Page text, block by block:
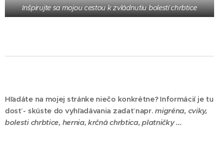
Inšpirujte sa mojou cestou k zvládnutiu bolestí chrbtice
Hľadáte na mojej stránke niečo konkrétne? Informácií je tu
dosť - skúste do vyhľadávania zadať napr.migréna, cviky,
bolesti chrbtice, hernia, krčná chrbtica, platničky ...